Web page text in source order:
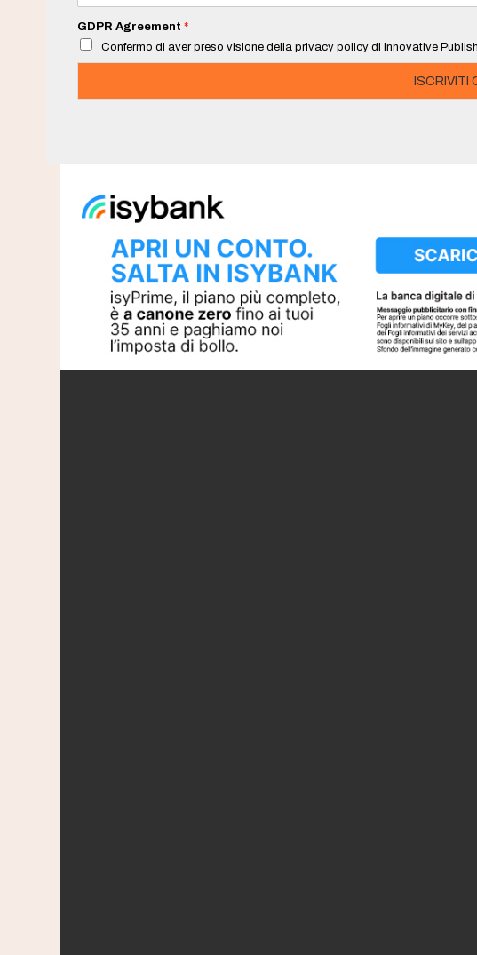
a
i
*
GDPR Agreement *
Confermo di aver preso visione della privacy policy di Innovative
ISCRIVITI